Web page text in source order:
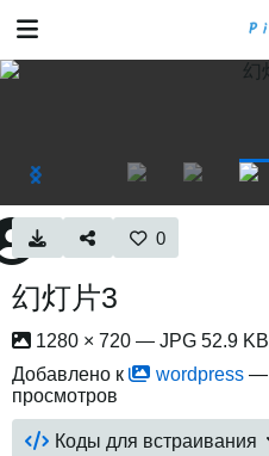
0
幻灯片3
1280 × 720 — JPG 52.9 KB
Добавлено к
wordpress —
просмотров
Коды для встраивания